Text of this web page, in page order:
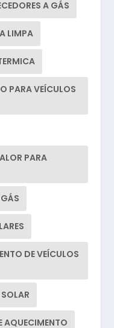
A GÁS
LIMPA
PARA VEÍCULOS
PARA
DE VEÍCULOS
AQUECIMENTO